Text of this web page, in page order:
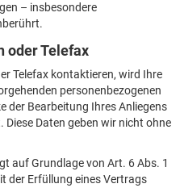
– insbesondere
oder Telefax
Telefax kontaktieren, wird Ihre
personenbezogenen
der Bearbeitung Ihres Anliegens
Diese Daten geben wir nicht ohne
auf Grundlage von Art. 6 Abs. 1
der Erfüllung eines Vertrags